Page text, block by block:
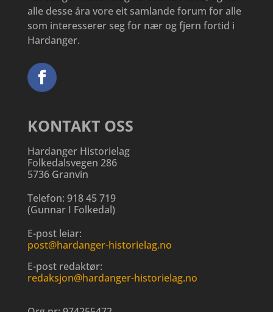
alle desse åra vore eit samlande forum for alle
som interesserer seg for nær og fjern fortid i
Hardanger.
KONTAKT OSS
Hardanger Historielag
Folkedalsvegen 286
5736 Granvin
Telefon: 918 45 719
(Gunnar I Folkedal)
E-post leiar:
post@hardanger-historielag.no
E-post redaktør:
redaksjon@hardanger-historielag.no